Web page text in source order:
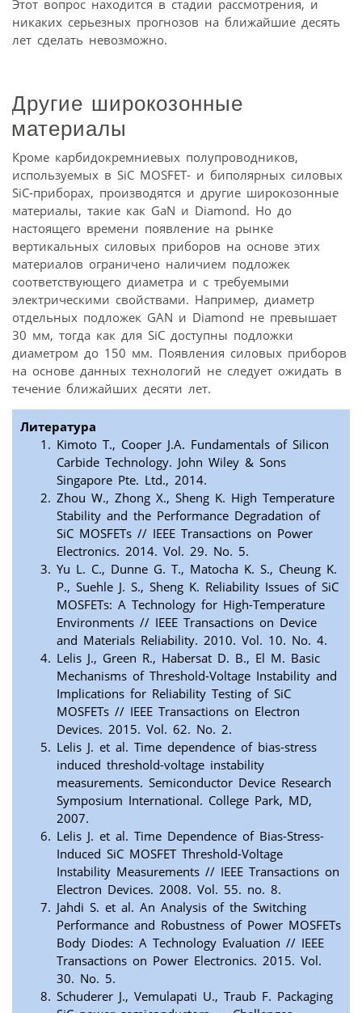
Этот вопрос находится в стадии рассмотрения, и
никаких серьезных прогнозов на ближайшие десять
лет сделать невозможно.
Другие широкозонные
материалы
Кроме карбидокремниевых полупроводников,
используемых в SiC MOSFET- и биполярных силовых
SiC-приборах, производятся и другие широкозонные
материалы, такие как GaN и Diamond. Но до
настоящего времени появление на рынке
вертикальных силовых приборов на основе этих
материалов ограничено наличием подложек
соответствующего диаметра и с требуемыми
электрическими свойствами. Например, диаметр
отдельных подложек GAN и Diamond не превышает
30 мм, тогда как для SiC доступны подложки
диаметром до 150 мм. Появления силовых приборов
на основе данных технологий не следует ожидать в
течение ближайших десяти лет.
Литература
Kimoto T., Cooper J.A. Fundamentals of Silicon
Carbide Technology. John Wiley & Sons
Singapore Pte. Ltd., 2014.
Zhou W., Zhong X., Sheng K. High Temperature
Stability and the Performance Degradation of
SiC MOSFETs // IEEE Transactions on Power
Electronics. 2014. Vol. 29. No. 5.
Yu L. C., Dunne G. T., Matocha K. S., Cheung K.
P., Suehle J. S., Sheng K. Reliability Issues of SiC
MOSFETs: A Technology for High-Temperature
Environments // IEEE Transactions on Device
and Materials Reliability. 2010. Vol. 10. No. 4.
Lelis J., Green R., Habersat D. B., El M. Basic
Mechanisms of Threshold-Voltage Instability and
Implications for Reliability Testing of SiC
MOSFETs // IEEE Transactions on Electron
Devices. 2015. Vol. 62. No. 2.
Lelis J. et al. Time dependence of bias-stress
induced threshold-voltage instability
measurements. Semiconductor Device Research
Symposium International. College Park, MD,
2007.
Lelis J. et al. Time Dependence of Bias-Stress-
Induced SiC MOSFET Threshold-Voltage
Instability Measurements // IEEE Transactions on
Electron Devices. 2008. Vol. 55. no. 8.
Jahdi S. et al. An Analysis of the Switching
Performance and Robustness of Power MOSFETs
Body Diodes: A Technology Evaluation // IEEE
Transactions on Power Electronics. 2015. Vol.
30. No. 5.
Schuderer J., Vemulapati U., Traub F. Packaging